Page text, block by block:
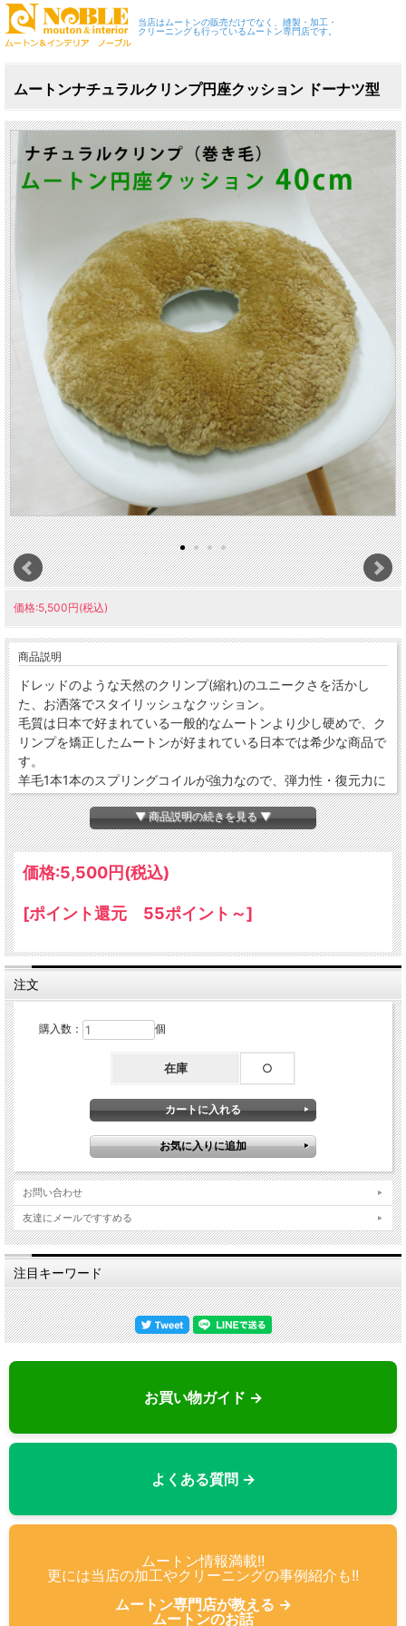
当店はムートンの販売だけでなく、縫製・加工・
クリーニングも行っているムートン専門店です。
ムートンナチュラルクリンプ円座クッション ドーナツ型
価格:5,500円(税込)
商品説明
ドレッドのような天然のクリンプ(縮れ)のユニークさを活かし
た、お洒落でスタイリッシュなクッション。
毛質は日本で好まれている一般的なムートンより少し硬めで、ク
リンプを矯正したムートンが好まれている日本では希少な商品で
す。
羊毛1本1本のスプリングコイルが強力なので、弾力性・復元力に
優れています。
サイズ 直径40cm
毛長 約17ｍｍ
表地 羊毛皮100％
材
備考
ださい。
当店は複数店舗で在庫を共有しているた
め、稀に在庫切れでもすぐページ上に反
映されずご注文可能になっていることが
ございます。
その際にはご迷惑をおかけいたしますが
ご了承ください。
▼ 商品説明の続きを見る ▼
価格:5,500円(税込)
[ポイント還元 55ポイント～]
注文
購入数： 個
在庫 ○
お問い合わせ
友達にメールですすめる
注目キーワード
お買い物ガイド →
よくある質問 →
ムートン情報満載!!
更には当店の加工やクリーニングの事例紹介も!!
ムートン専門店が教える →
ムートンのお話